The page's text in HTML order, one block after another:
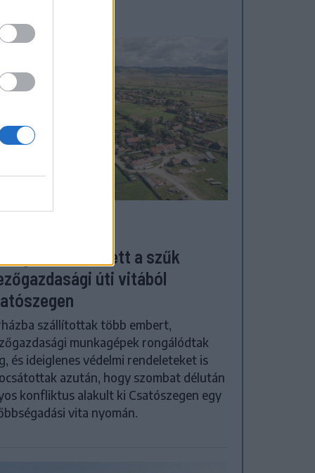
lett a szűk
úti vitából
szállítottak több embert,
munkagépek rongálódtak
és ideiglenes védelmi rendeleteket is
azután, hogy szombat délután
konfliktus alakult ki Csatószegen egy
vita nyomán.